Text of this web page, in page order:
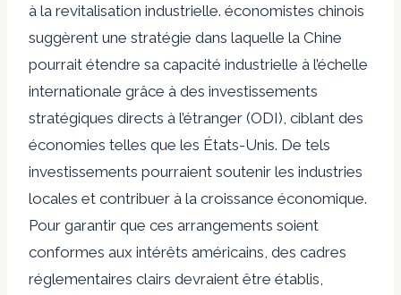
à la revitalisation industrielle. économistes chinois
suggèrent une stratégie dans laquelle la Chine
pourrait étendre sa capacité industrielle à l’échelle
internationale grâce à des investissements
stratégiques directs à l’étranger (ODI), ciblant des
économies telles que les États-Unis. De tels
investissements pourraient soutenir les industries
locales et contribuer à la croissance économique.
Pour garantir que ces arrangements soient
conformes aux intérêts américains, des cadres
réglementaires clairs devraient être établis,